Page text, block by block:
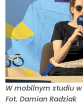
W mobilnym studiu
Fot. Damian Radziak